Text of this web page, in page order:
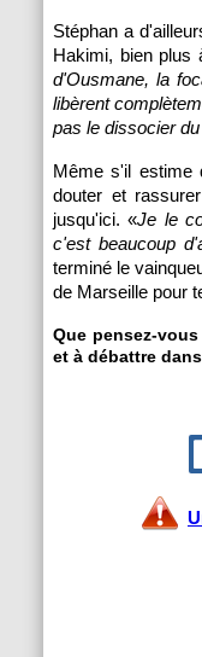
Stéphan a
Hakimi, bien plus
d'Ousmane, la
libèrent
pas le dissocier
Même s'il estime
douter et
jusqu'ici. «Je le
c'est beaucoup
terminé le
de Marseille pour
Que pensez-
et à débattre